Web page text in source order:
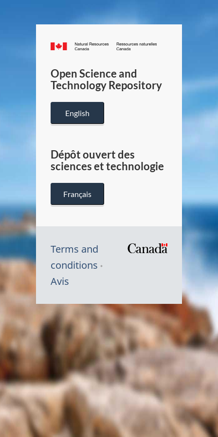
Canada.ca
/
Canada
Open Science and
Technology Repository
English
Dépôt ouvert des
sciences et technologie
Français
Terms and
conditions
Avis
Symbole
du
Canada